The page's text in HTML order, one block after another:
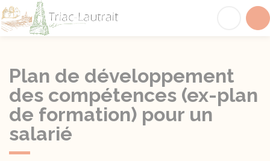
Plan de développement
des compétences (ex-plan
de formation) pour un
salarié